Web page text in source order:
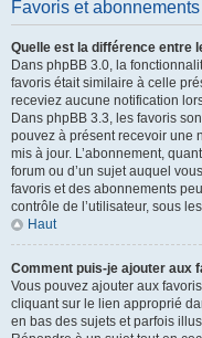
Favoris et abonnements
Quelle est la différence entre
Dans phpBB 3.0, la
favoris était similaire à celle
receviez aucune notification
Dans phpBB 3.3, les favoris
pouvez à présent recevoir une
mis à jour. L’abonnement,
forum ou d’un sujet auquel
favoris et des abonnements
contrôle de l’utilisateur, sous
Haut
Comment puis-je ajouter aux
Vous pouvez ajouter aux
cliquant sur le lien approprié
en bas des sujets et parfois